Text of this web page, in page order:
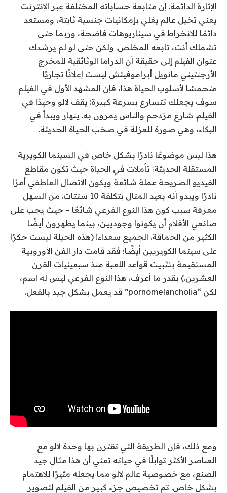
الإثارة الدائمة. إن متابعة حساباته المختلفة عبر الإنترنت
يعني تخيل عالم يغلي بإمكانيات جنسية ثابتة، ومستعد
دائمًا للانخراط في سيناريوهات فاضحة، وربما حتى
تشملك أنت، تابعه المخلص. ولكن حتى لو لم يرشدك
عنوان الفيلم إلى حقيقة أن الدراما الوثائقية للمخرج
الأرجنتيني مانويل أبراموفيتش ليست إعلانًا تجاريًا
متحمسًا لأسلوب الحياة هذا، فإن المشهد الأول في الفيلم
سوف يجعلك تتسارع بسرعة كبيرة: يقف لالو وحيدًا في
الفيلم. شارع مزدحم والناس يمرون به. ينهار ويبدأ في
البكاء، وهي صورة للعزلة في صخب الحياة الحديثة.
هذا ليس موضوعًا نادرًا بشكل خاص في السينما الكويرية
المستقلة الحديثة؛ تأملات في الحياة حيث تكون مقاطع
الفيديو الصريحة عملة شائعة ويكون الاتصال العاطفي أمرًا
نادرًا ويبدو أنه بعيد المنال بتكلفة 10 سنتات. من السهل
معرفة سبب كون هذا النوع الفرعي شائعًا – حيث يجب على
صانعي الأفلام أن يكونوا وجوديين، بينما يظهرون أيضًا
الكثير من الحماقة. الجميع سعداء! (هذه الحيلة ليست حكرًا
على سينما الكويريين أيضًا؛ فقد قامت دار الفن الأوروبية
المستقيمة بتثبيت قواعد اللعبة منذ سبعينيات القرن
العشرين.) بقدر ما أعرف، هذا النوع الفرعي ليس له اسم،
لكن “pornomelancholia” قد يعمل بشكل جيد بالفعل.
ومع ذلك، فإن الطريقة التي تقترن بها وحدة لالو مع
العناصر الأكثر توابلًا في حياته تعني أن هذا مثال جيد
الصنع، مع خصوصية عالم لالو مما يجعله مثيرًا للاهتمام
بشكل خاص. تم تخصيص جزء كبير من الفيلم لتصوير